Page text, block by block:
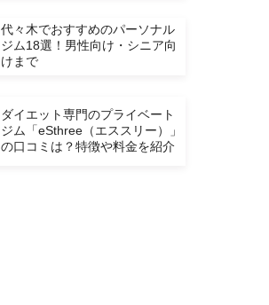
代々木でおすすめのパーソナル
ジム18選！男性向け・シニア向
けまで
ダイエット専門のプライベート
ジム「eSthree（エススリー）」
の口コミは？特徴や料金を紹介